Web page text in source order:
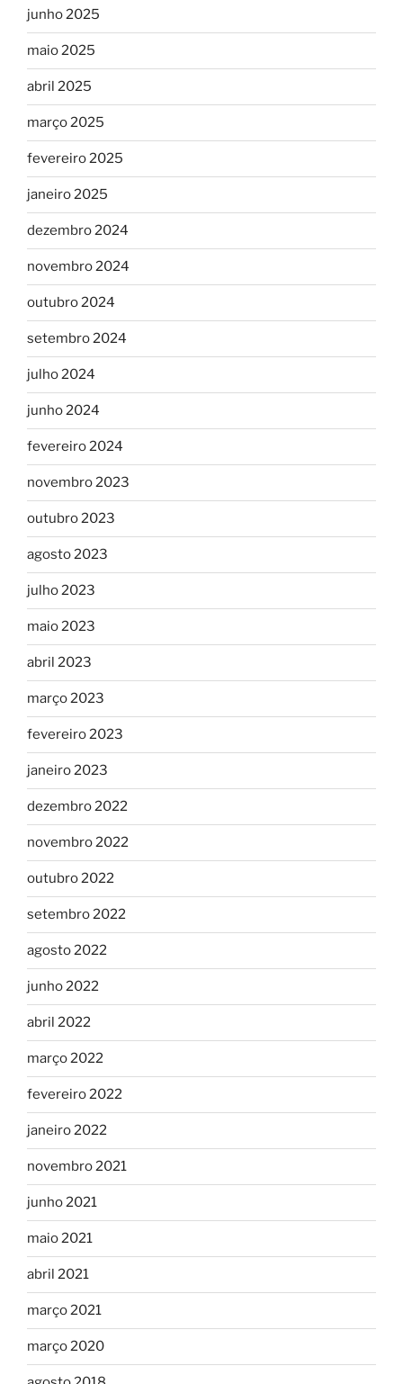
junho 2025
maio 2025
abril 2025
março 2025
fevereiro 2025
janeiro 2025
dezembro 2024
novembro 2024
outubro 2024
setembro 2024
julho 2024
junho 2024
fevereiro 2024
novembro 2023
outubro 2023
agosto 2023
julho 2023
maio 2023
abril 2023
março 2023
fevereiro 2023
janeiro 2023
dezembro 2022
novembro 2022
outubro 2022
setembro 2022
agosto 2022
junho 2022
abril 2022
março 2022
fevereiro 2022
janeiro 2022
novembro 2021
junho 2021
maio 2021
abril 2021
março 2021
março 2020